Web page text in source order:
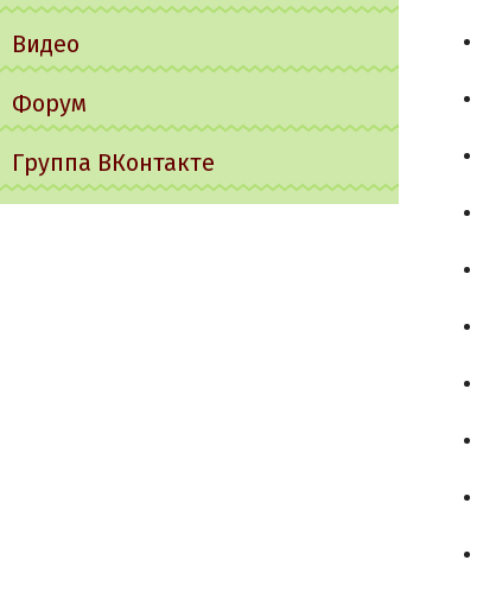
Видео
Форум
Группа ВКонтакте